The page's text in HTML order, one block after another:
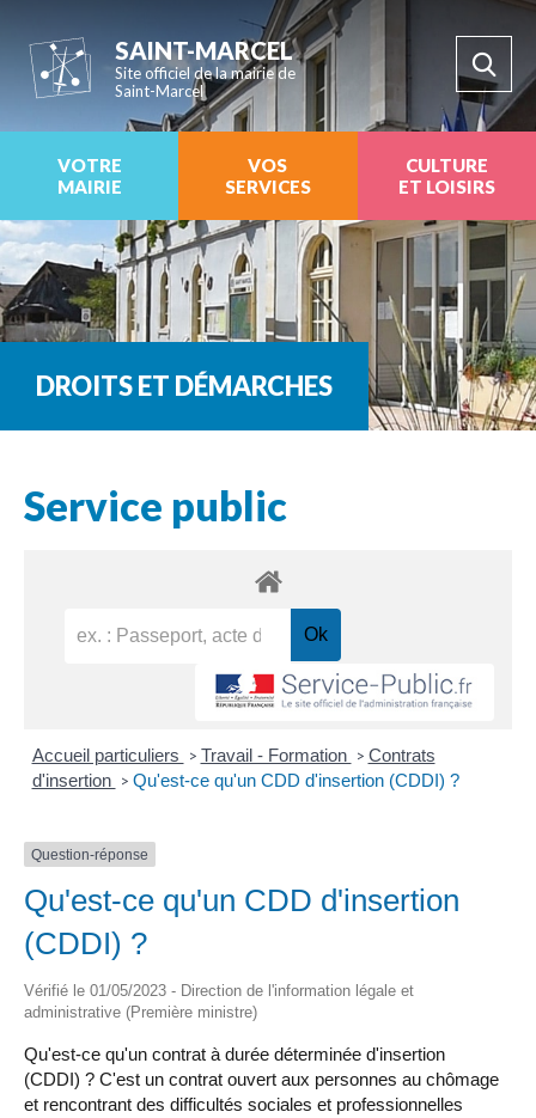
SAINT-MARCEL
Site officiel de la mairie de
Saint-Marcel
VOTRE
MAIRIE
VOS
SERVICES
CULTURE
ET LOISIRS
DROITS ET DÉMARCHES
Service public
Accueil particuliers > Travail - Formation > Contrats
d'insertion > Qu'est-ce qu'un CDD d'insertion (CDDI) ?
Question-réponse
Qu'est-ce qu'un CDD d'insertion
(CDDI) ?
Vérifié le 01/05/2023 - Direction de l'information légale et
administrative (Première ministre)
Qu'est-ce qu'un contrat à durée déterminée d'insertion
(CDDI) ? C'est un contrat ouvert aux personnes au chômage
et rencontrant des difficultés sociales et professionnelles